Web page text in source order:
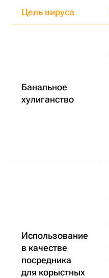
Цель вируса
Банальное
хулиганство
Использование
в качестве
посредника
для корыстных